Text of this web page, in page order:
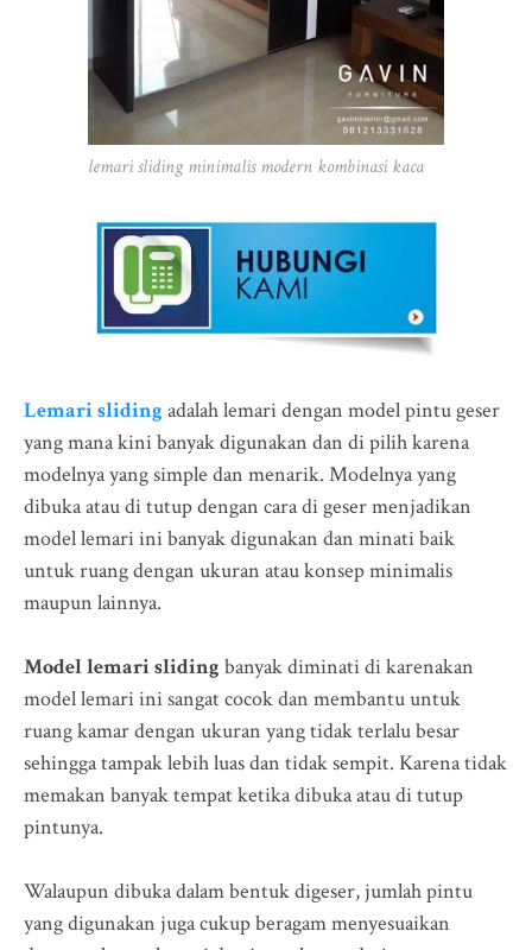
lemari sliding minimalis modern kombinasi kaca
Lemari sliding adalah lemari dengan model pintu geser
yang mana kini banyak digunakan dan di pilih karena
modelnya yang simple dan menarik. Modelnya yang
dibuka atau di tutup dengan cara di geser menjadikan
model lemari ini banyak digunakan dan minati baik
untuk ruang dengan ukuran atau konsep minimalis
maupun lainnya.
Model lemari sliding banyak diminati di karenakan
model lemari ini sangat cocok dan membantu untuk
ruang kamar dengan ukuran yang tidak terlalu besar
sehingga tampak lebih luas dan tidak sempit. Karena tidak
memakan banyak tempat ketika dibuka atau di tutup
pintunya.
Walaupun dibuka dalam bentuk digeser, jumlah pintu
yang digunakan juga cukup beragam menyesuaikan